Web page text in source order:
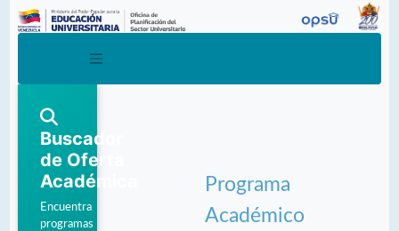
Buscador
de Oferta
Académica
Encuentra
programas
Programa
Académico